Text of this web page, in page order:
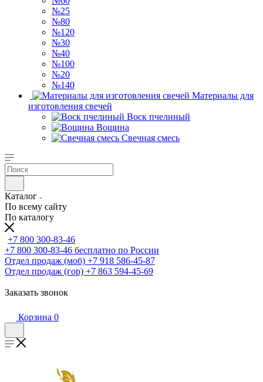
№25
№80
№120
№30
№40
№100
№20
№140
Материалы для
изготовления свечей
Воск пчелиный
Вощина
Свечная смесь
Каталог
По всему сайту
По каталогу
+7 800 300-83-46
+7 800 300-83-46 бесплатно по России
Отдел продаж (моб) +7 918 586-45-87
Отдел продаж (гор) +7 863 594-45-69
Заказать звонок
Корзина 0